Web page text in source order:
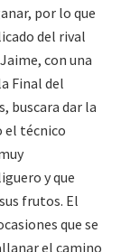
por lo que
del rival
con una
Final del
buscara dar la
el técnico
y que
frutos. El
que se
el camino